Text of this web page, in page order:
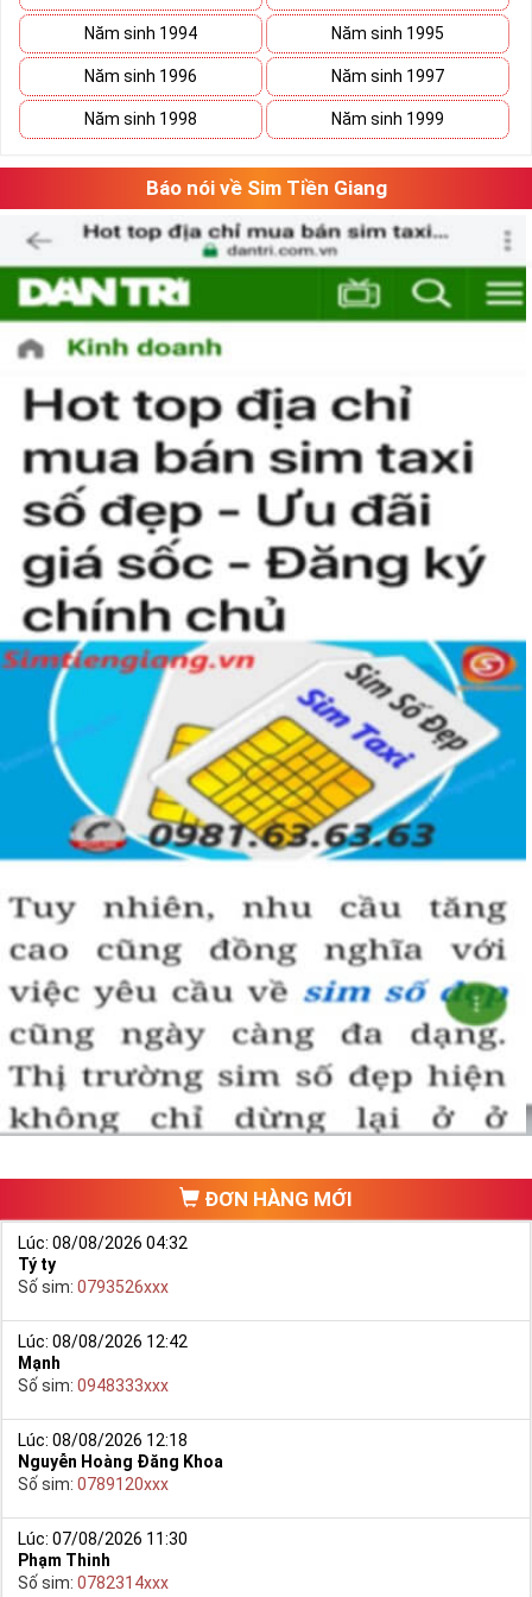
Phương pháp chọn sim số đẹp lục qúy 8
“Số có nghĩa – Người có mệnh”, lựa chọnsim số đẹp
tứ quý cần căn
cứ vào vận mệnh của mỗi người. Lựa chọn sim số đẹp hợp mệnh
không chỉ mang lại nhiều may mắn và tài lộc cho chủ sim mà nó
còn thể hiện được nhiều phong cách làm việc chuyên nghiệp của
người sử dụng.
Theo ngũ hành sinh khắc, con số 8 là con số cát của mệnh Thổ.
Người mệnh này sử dụng sim điện thoại chứa số 8 sẽ mang lại
nhiều may mắn và tài lộc.
Ngoài ra khi lựa chọn sim số đẹp chúng ta nên chọn dãy số âm
dương hài hòa và có tổng số nút cao, như vậy việc làm ăn sẽ gặp
nhiều thuận lợi và suôn sẻ hơn.
Hãy lựa chọn sim lục quý 8 hợp phong thủy và vận mệnh để đem
đến vượng khí và may mắn trong công danh, sự nghiệp.
Hướng dẫn mua Sim Lục Quý 8 tại
Simtiengiang.vn.
Sim Tiền Giang là đơn vị cung cấp sim số đẹp lục quý 8, sim giá rẻ
uy tín chất lượng.
Chọn mua sim số đẹp thường mất nhiều thời gian ở khoản lựa số,
một số phải vừa đẹp, vừa tốt về phong thủy thì mới là sim hoàn
hảo. Vậy phải làm sao?
- Cách nhanh nhất để chọn mua được sim lục quý 8 là bạn vào
đầu trang chủ. Đây là danh sách sim được đại lý giảm giá vì một số
lý do nên bạn có thể chọn mua được số đẹp lại có giá cực rẻ nữa.
Ngoài ra quý khách chưa ưng ý về sim luc quy 8 có cũng thể tham
khảo thêm Sim Vinaphone,Sim Gmobile, Sim Lục Quý,Sim Lục Quý
Hướng dẫn mua Sim Lục Quý 8 tại Simtiengiang.vn.
+ Bước 1: Bạn truy cập vào truy cập vào Google gõ Simtiengiang.vn
bấm vào link
ngay bên góc trái màn hình. Sau đó chọn Sim Lục Quý 8.
+ Bước 3: Khi các số sim lục quý 8 xuất hiện, bạn có thể chọn
mạng, đầu số, phân loại,… để lọc ra những yêu cầu của bạn, giúp
Năm sinh 1994 Năm sinh 1995
Năm sinh 1996 Năm sinh 1997
Năm sinh 1998 Năm sinh 1999
Báo nói về Sim Tiền Giang
ĐƠN HÀNG MỚI
Lúc: 08/08/2026 04:32
Tý ty
Số sim: 0793526xxx
Lúc: 08/08/2026 12:42
Mạnh
Số sim: 0948333xxx
Lúc: 08/08/2026 12:18
Nguyễn Hoàng Đăng Khoa
Số sim: 0789120xxx
Lúc: 07/08/2026 11:30
Phạm Thinh
Số sim: 0782314xxx